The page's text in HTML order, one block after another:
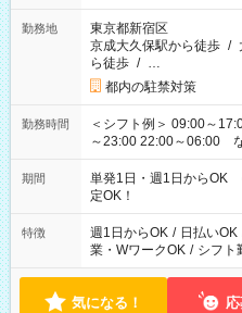
勤務地
東京都新宿区
京成大久保駅から徒歩 /
ら徒歩 / …
都内の駐禁対策
勤務時間
＜シフト例＞ 09:00～
～23:00 22:00～06:00 など ※「昼間だけ」「夜勤だ
の希望OK
期間
単発1日・週1日からOK
定OK！
特徴 週1日からOK / 日払いOK
業・WワークOK / シフト
気になる！